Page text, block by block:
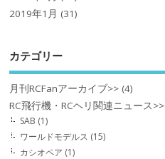
2019年1月 (31)
カテゴリー
月刊RCFanアーカイブ>> (4)
RC飛行機・RCヘリ関連ニュース>>
SAB (1)
ワールドモデルス (15)
カシオペア (1)